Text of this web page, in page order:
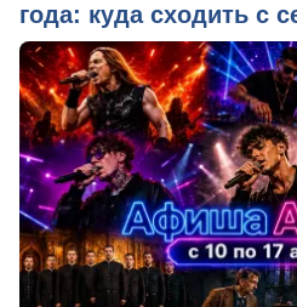
года: куда сходить с